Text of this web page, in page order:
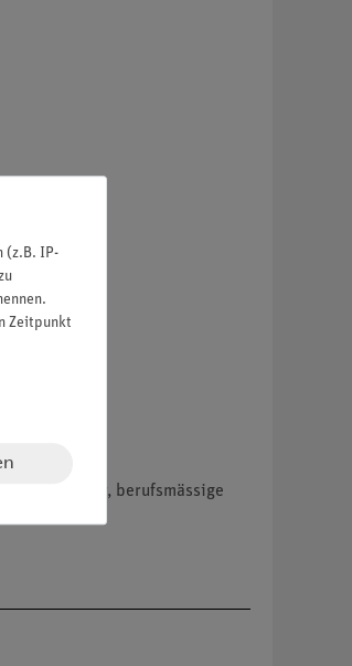
berufsmässige
(z.B. IP-
Zeitpunkt